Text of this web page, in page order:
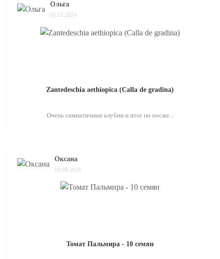
Ольга
05.12.2024
Zantedeschia aethiopica (Calla de gradina)
Очень симпатичные клубни и итог по посже...
Оксана
19.09.2024
Томат Пальмира - 10 семян